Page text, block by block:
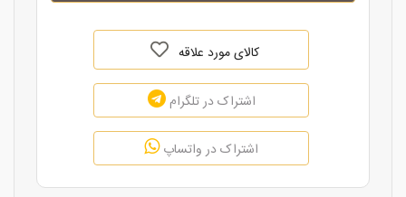
کالای مورد علاقه
اشتراک در تلگرام
اشتراک در واتساپ